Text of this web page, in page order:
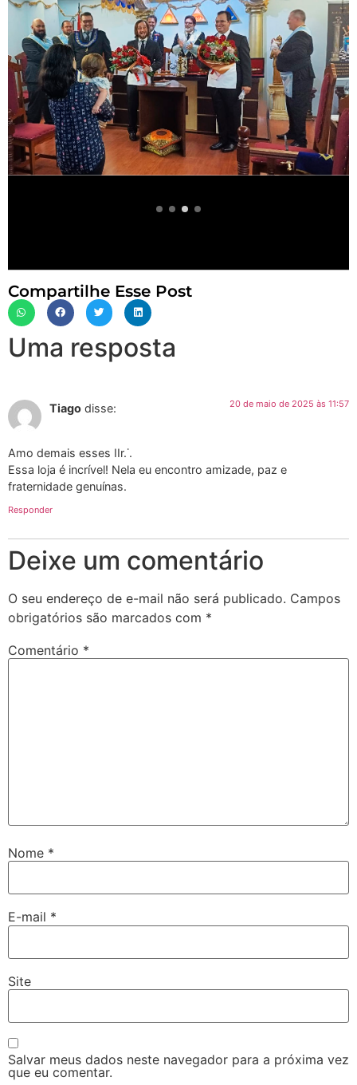
Compartilhe Esse Post
Uma resposta
Tiago disse: 20 de maio de 2025 às 11:57
Amo demais esses IIr.˙.
Essa loja é incrível! Nela eu encontro amizade, paz e
fraternidade genuínas.
Responder
Deixe um comentário
O seu endereço de e-mail não será publicado. Campos
obrigatórios são marcados com *
Comentário *
Nome *
E-mail *
Site
Salvar meus dados neste navegador para a próxima vez
que eu comentar.